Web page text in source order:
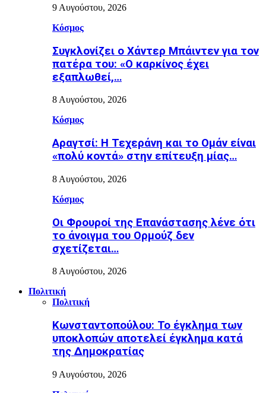
9 Αυγούστου, 2026
Κόσμος
Συγκλονίζει ο Χάντερ Μπάιντεν για τον
πατέρα του: «Ο καρκίνος έχει
εξαπλωθεί,…
8 Αυγούστου, 2026
Κόσμος
Αραγτσί: Η Τεχεράνη και το Ομάν είναι
«πολύ κοντά» στην επίτευξη μίας…
8 Αυγούστου, 2026
Κόσμος
Οι Φρουροί της Επανάστασης λένε ότι
το άνοιγμα του Ορμούζ δεν
σχετίζεται…
8 Αυγούστου, 2026
Πολιτική
Πολιτική
Κωνσταντοπούλου: Το έγκλημα των
υποκλοπών αποτελεί έγκλημα κατά
της Δημοκρατίας
9 Αυγούστου, 2026